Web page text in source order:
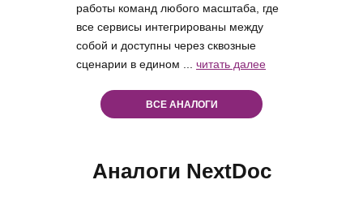
работы команд любого масштаба, где
все сервисы интегрированы между
собой и доступны через сквозные
сценарии в едином ... читать далее
ВСЕ АНАЛОГИ
Аналоги NextDoc